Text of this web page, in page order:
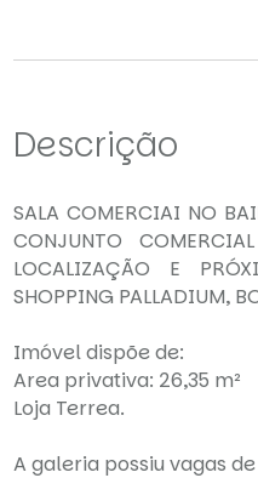
Descrição
SALA COMERCIAI NO
CONJUNTO
LOCALIZAÇÃO E
SHOPPING PALLADIUM,
Imóvel dispõe de:
Area privativa: 26,35 m²
Loja Terrea.
A galeria possiu vagas